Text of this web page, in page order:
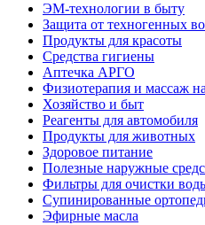
ЭМ-технологии в быту
Защита от техногенных
Продукты для красоты
Средства гигиены
Аптечка АРГО
Физиотерапия и массаж
Хозяйство и быт
Реагенты для автомобиля
Продукты для животных
Здоровое питание
Полезные наружные
Фильтры для очистки
Супинированные
Эфирные масла